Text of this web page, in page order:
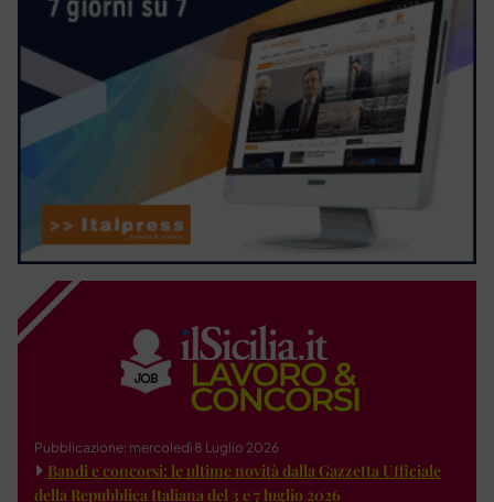
Pubblicazione: mercoledì 8 Luglio 2026
Bandi e concorsi: le ultime novità dalla Gazzetta Ufficiale
della Repubblica Italiana del 3 e 7 luglio 2026